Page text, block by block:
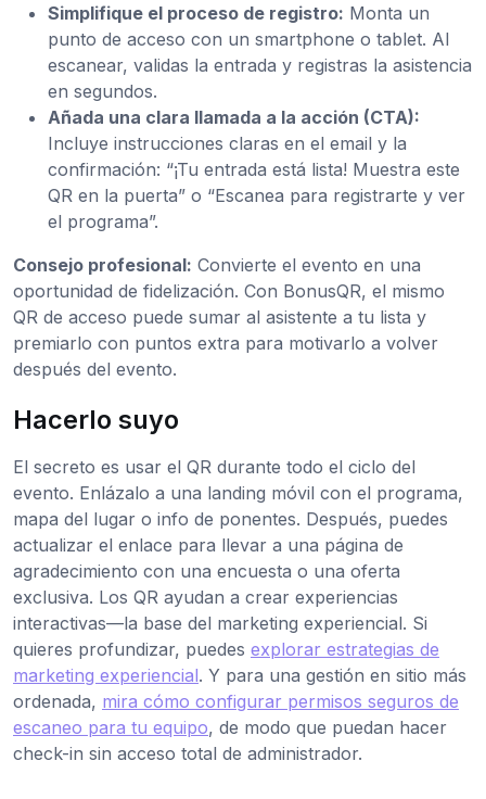
Simplifique el proceso de registro: Monta un
punto de acceso con un smartphone o tablet. Al
escanear, validas la entrada y registras la asistencia
en segundos.
Añada una clara llamada a la acción (CTA):
Incluye instrucciones claras en el email y la
confirmación: “¡Tu entrada está lista! Muestra este
QR en la puerta” o “Escanea para registrarte y ver
el programa”.
Consejo profesional: Convierte el evento en una
oportunidad de fidelización. Con BonusQR, el mismo
QR de acceso puede sumar al asistente a tu lista y
premiarlo con puntos extra para motivarlo a volver
después del evento.
Hacerlo suyo
El secreto es usar el QR durante todo el ciclo del
evento. Enlázalo a una landing móvil con el programa,
mapa del lugar o info de ponentes. Después, puedes
actualizar el enlace para llevar a una página de
agradecimiento con una encuesta o una oferta
exclusiva. Los QR ayudan a crear experiencias
interactivas—la base del marketing experiencial. Si
quieres profundizar, puedes explorar estrategias de
marketing experiencial. Y para una gestión en sitio más
ordenada, mira cómo configurar permisos seguros de
escaneo para tu equipo, de modo que puedan hacer
check-in sin acceso total de administrador.